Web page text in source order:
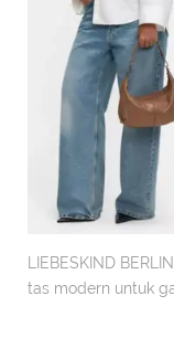
LIEBESKIND
tas modern untuk